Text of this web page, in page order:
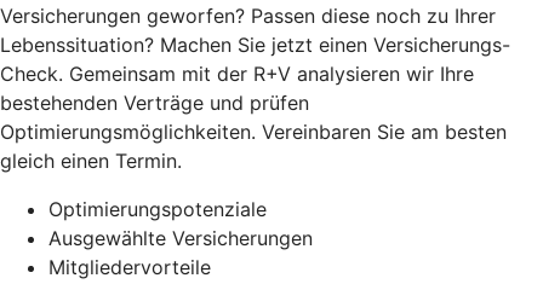
Versicherungen geworfen? Passen diese noch zu Ihrer
Lebenssituation? Machen Sie jetzt einen Versicherungs-
Check. Gemeinsam mit der R+V analysieren wir Ihre
bestehenden Verträge und prüfen
Optimierungsmöglichkeiten. Vereinbaren Sie am besten
gleich einen Termin.
Optimierungspotenziale
Ausgewählte Versicherungen
Mitgliedervorteile